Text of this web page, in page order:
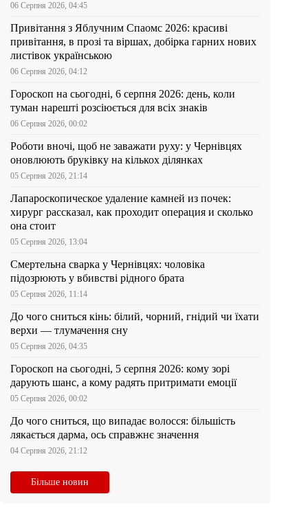
06 Серпня 2026, 04:45
Привітання з Яблучним Спаомс 2026: красиві
привітання, в прозі та віршах, добірка гарних нових
листівок українською
06 Серпня 2026, 04:12
Гороскоп на сьогодні, 6 серпня 2026: день, коли
туман нарешті розсіюється для всіх знаків
06 Серпня 2026, 00:02
Роботи вночі, щоб не заважати руху: у Чернівцях
оновлюють бруківку на кількох ділянках
05 Серпня 2026, 21:14
Лапароскопическое удаление камней из почек:
хирург рассказал, как проходит операция и сколько
она стоит
05 Серпня 2026, 13:04
Смертельна сварка у Чернівцях: чоловіка
підозрюють у вбивстві рідного брата
05 Серпня 2026, 11:14
До чого сниться кінь: білий, чорний, гнідий чи їхати
верхи — тлумачення сну
05 Серпня 2026, 04:35
Гороскоп на сьогодні, 5 серпня 2026: кому зорі
дарують шанс, а кому радять притримати емоції
05 Серпня 2026, 00:02
До чого сниться, що випадає волосся: більшість
лякається дарма, ось справжнє значення
04 Серпня 2026, 21:12
Більше новин